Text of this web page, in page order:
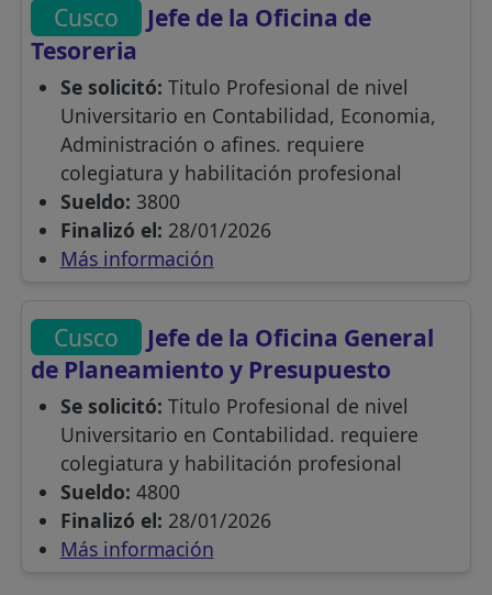
Cusco
Jefe de la Oficina de
Tesoreria
Se solicitó: Titulo Profesional de nivel
Universitario en Contabilidad, Economia,
Administración o afines. requiere
colegiatura y habilitación profesional
Sueldo: 3800
Finalizó el: 28/01/2026
Más información
Cusco
Jefe de la Oficina General
de Planeamiento y Presupuesto
Se solicitó: Titulo Profesional de nivel
Universitario en Contabilidad. requiere
colegiatura y habilitación profesional
Sueldo: 4800
Finalizó el: 28/01/2026
Más información